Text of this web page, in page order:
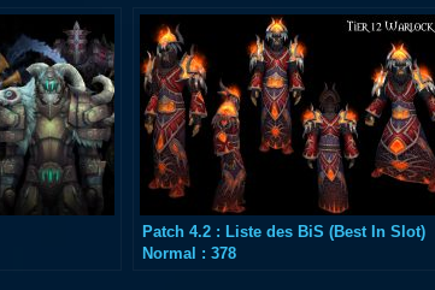
Patch 4.2 : Liste des BiS (Best In Slot)
Normal : 378